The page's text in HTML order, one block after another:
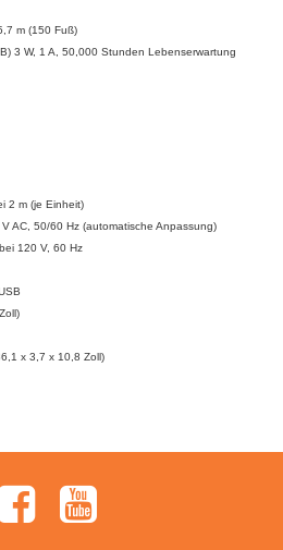
m (150 Fuß)
3 W, 1 A, 50,000 Stunden Lebenserwartung
2 m (je Einheit)
AC, 50/60 Hz (automatische Anpassung)
120 V, 60 Hz
x 3,7 x 10,8 Zoll)